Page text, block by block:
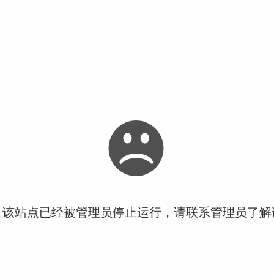
站点已经被管理员停止运行，请联系管理员了